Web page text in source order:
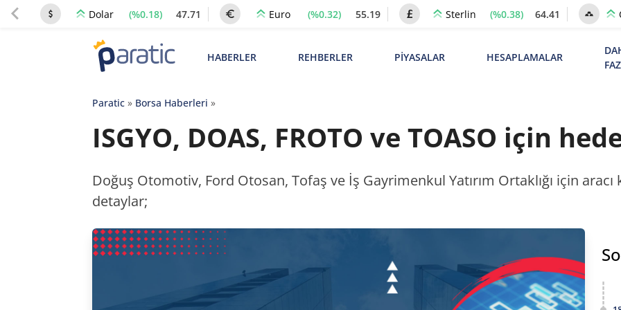
Dolar (%0.18) 47.71 Euro (%0.32) 55.19 Sterlin (%0.38) 64.41
HABERLER REHBERLER PİYASALAR HESAPLAMALAR
Paratic» Borsa Haberleri »
ISGYO, DOAS, FROTO ve TOASO için
Doğuş Otomotiv, Ford Otosan, Tofaş ve İş Gayrimenkul Yatırım Ortaklığı için
detaylar;